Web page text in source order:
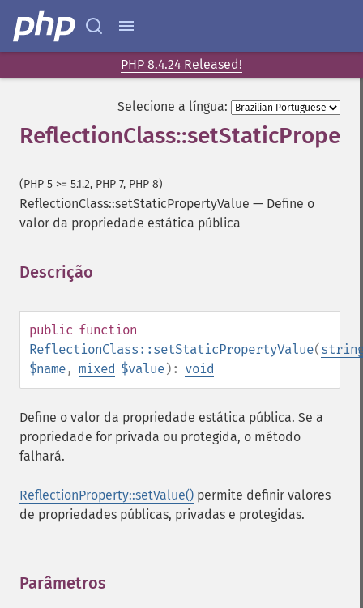
PHP 8.4.24 Released!
Selecione a língua:
(PHP 5 >= 5.1.2, PHP 7, PHP 8)
ReflectionClass::setStaticPropertyValue — Define o
valor da propriedade estática pública
Descrição
public function
ReflectionClass::setStaticPropertyValue(
$name, mixed $value): void
Define o valor da propriedade estática pública. Se a
propriedade for privada ou protegida, o método
falhará.
ReflectionProperty::setValue() permite definir valores
de propriedades públicas, privadas e protegidas.
Parâmetros